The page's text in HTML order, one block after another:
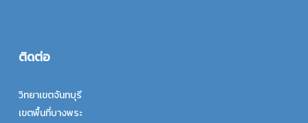
ติดต่อ
วิทยาเขตจันทบุรี
เขตพื้นที่บางพระ